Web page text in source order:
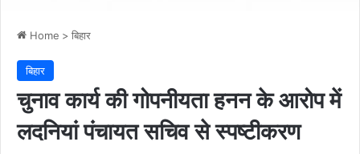
Home > बिहार
बिहार
चुनाव कार्य की गोपनीयता हनन के आरोप में
लदनियां पंचायत सचिव से स्पष्टीकरण